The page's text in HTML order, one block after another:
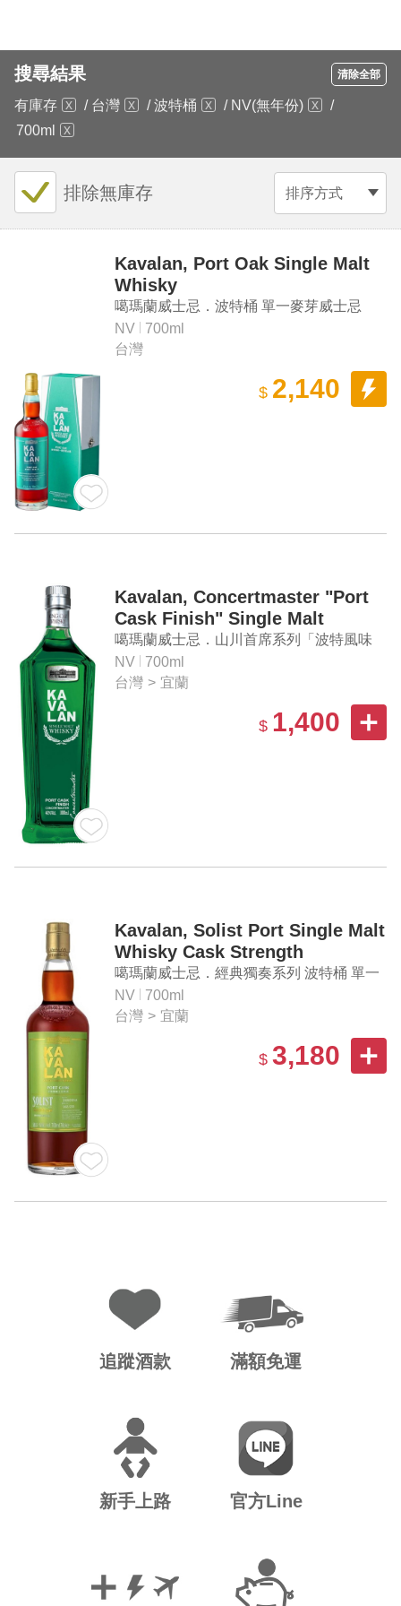
搜尋結果 清除全部
有庫存 / 台灣 / 波特桶 / NV(無年份)
/
700ml
排序方式
排除無庫存
Kavalan, Port Oak Single Malt
Whisky
噶瑪蘭威士忌．波特桶 單一麥芽威士忌
NV
700ml
台灣
$ 2,140
Kavalan, Concertmaster "Port
Cask Finish" Single Malt
Whisky
噶瑪蘭威士忌．山川首席系列「波特風味
桶」 單一麥芽威士忌
NV
700ml
台灣 > 宜蘭
$ 1,400
Kavalan, Solist Port Single Malt
Whisky Cask Strength
噶瑪蘭威士忌．經典獨奏系列 波特桶 單一
麥芽威士忌原酒
NV
700ml
台灣 > 宜蘭
$ 3,180
追蹤酒款 滿額免運
新手上路 官方Line